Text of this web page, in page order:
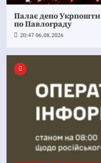
Палає депо
по Павлограду
20:47 06.08.2026